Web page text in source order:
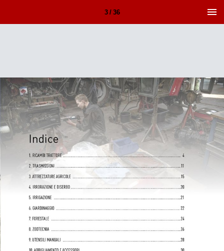
3 / 36